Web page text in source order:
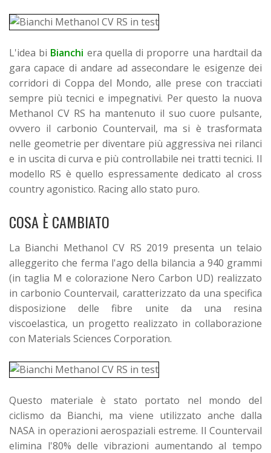
L'idea bi Bianchi era quella di proporre una hardtail da
gara capace di andare ad assecondare le esigenze dei
corridori di Coppa del Mondo, alle prese con tracciati
sempre più tecnici e impegnativi. Per questo la nuova
Methanol CV RS ha mantenuto il suo cuore pulsante,
ovvero il carbonio Countervail, ma si è trasformata
nelle geometrie per diventare più aggressiva nei rilanci
e in uscita di curva e più controllabile nei tratti tecnici. Il
modello RS è quello espressamente dedicato al cross
country agonistico. Racing allo stato puro.
COSA È CAMBIATO
La Bianchi Methanol CV RS 2019 presenta un telaio
alleggerito che ferma l'ago della bilancia a 940 grammi
(in taglia M e colorazione Nero Carbon UD) realizzato
in carbonio Countervail, caratterizzato da una specifica
disposizione delle fibre unite da una resina
viscoelastica, un progetto realizzato in collaborazione
con Materials Sciences Corporation.
Questo materiale è stato portato nel mondo del
ciclismo da Bianchi, ma viene utilizzato anche dalla
NASA in operazioni aerospaziali estreme. Il Countervail
elimina l'80% delle vibrazioni aumentando al tempo